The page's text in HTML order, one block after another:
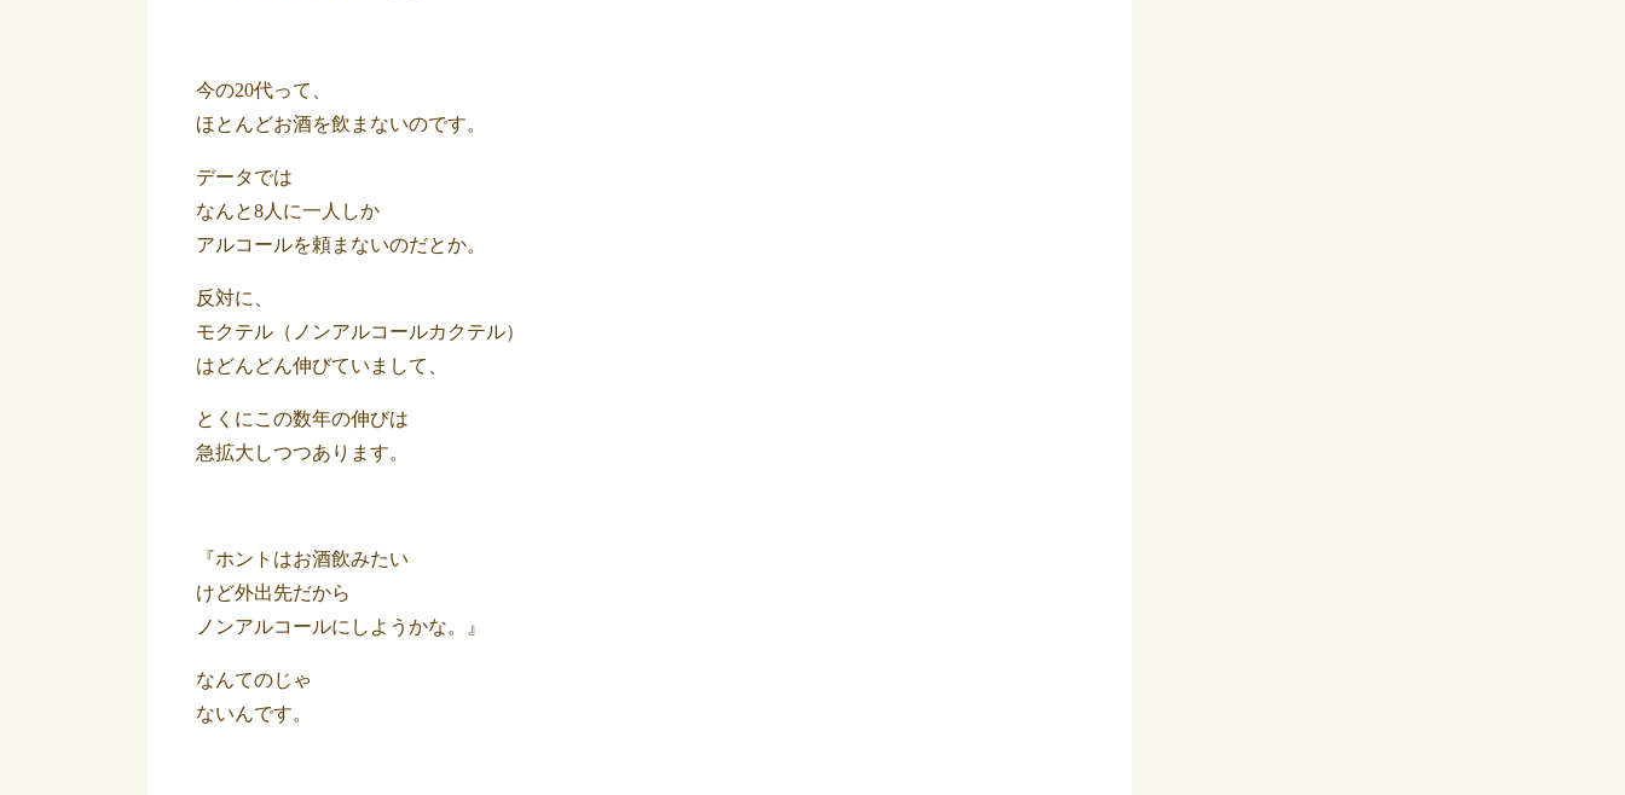
今の20代って、
ほとんどお酒を飲まないのです。
データでは
なんと8人に一人しか
アルコールを頼まないのだとか。
反対に、
モクテル（ノンアルコールカクテル）
はどんどん伸びていまして、
とくにこの数年の伸びは
急拡大しつつあります。
『ホントはお酒飲みたい
けど外出先だから
ノンアルコールにしようかな。』
なんてのじゃ
ないんです。